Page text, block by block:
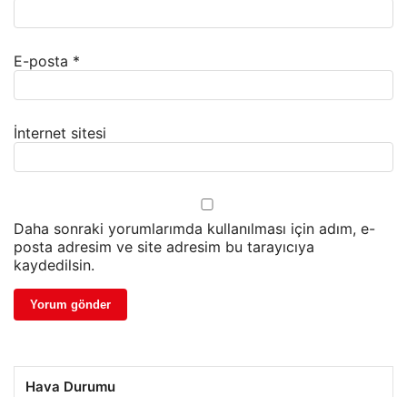
E-posta *
İnternet sitesi
Daha sonraki yorumlarımda kullanılması için adım, e-
posta adresim ve site adresim bu tarayıcıya
kaydedilsin.
Hava Durumu